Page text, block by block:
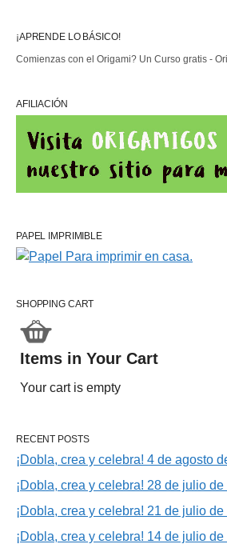
¡APRENDE LO BÁSICO!
Comienzas con el Origami? Un Curso gratis -
AFILIACIÓN
PAPEL IMPRIMIBLE
SHOPPING CART
Items in Your Cart
Your cart is empty
RECENT POSTS
¡Dobla, crea y celebra! 4 de agosto
¡Dobla, crea y celebra! 28 de julio
¡Dobla, crea y celebra! 21 de julio
¡Dobla, crea y celebra! 14 de julio